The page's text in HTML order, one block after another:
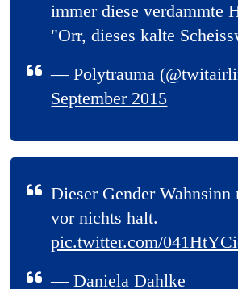
immer diese verdammte
"Orr, dieses kalte
— Polytrauma
September 2015
Dieser Gender Wahnsinn
vor nichts halt.
pic.twitter.com/
— Daniela Dahlke